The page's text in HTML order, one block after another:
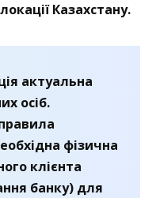
Казахстану.
актуальна
осіб.
фізична
клієнта
банку) для